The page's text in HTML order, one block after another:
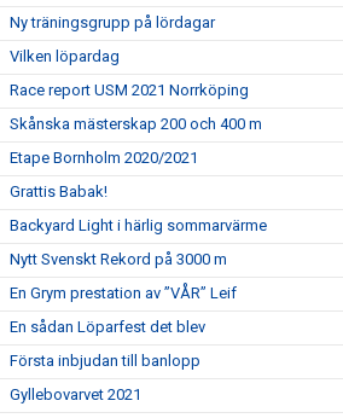
Ny träningsgrupp på lördagar
Vilken löpardag
Race report USM 2021 Norrköping
Skånska mästerskap 200 och 400 m
Etape Bornholm 2020/2021
Grattis Babak!
Backyard Light i härlig sommarvärme
Nytt Svenskt Rekord på 3000 m
En Grym prestation av ”VÅR” Leif
En sådan Löparfest det blev
Första inbjudan till banlopp
Gyllebovarvet 2021